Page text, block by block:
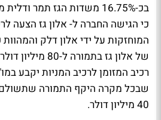
בכ-16.75% משדות הגז תמר
כי הגישה החברה ל- אלון גז הצעה
של אלון גז
רכיב המזומן לרכיב המניות יקבע
שבכל מקרה היקף התמורה שתשולם
40 מיליון דולר.